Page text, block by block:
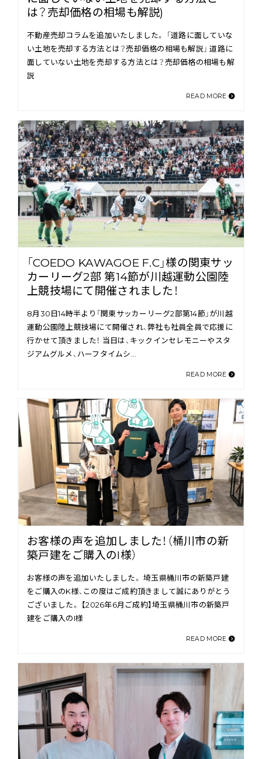
は？売却価格の相場も解説)
不動産売却コラムを追加いたしました。 「道路に面していな
い土地を売却する方法とは？売却価格の相場も解説」 道路に
面していない土地を売却する方法とは？売却価格の相場も解
説
READ MORE
「COEDO KAWAGOE F.C」様の関東サッ
カーリーグ2部 第14節が川越運動公園陸
上競技場にて開催されました！
8月30日14時半より「関東サッカーリーグ2部第14節」が川越
運動公園陸上競技場にて開催され、弊社も社員全員で応援に
行かせて頂きました！ 当日は、キックインセレモニーやスタ
ジアムグルメ、ハーフタイムシ…
READ MORE
お客様の声を追加しました！（桶川市の新
築戸建をご購入のI様）
お客様の声を追加いたしました。 埼玉県桶川市の新築戸建
をご購入のK様、この度はご成約頂きまして誠にありがとう
ございました。 【2026年6月ご成約】埼玉県桶川市の新築戸
建をご購入のI様
READ MORE